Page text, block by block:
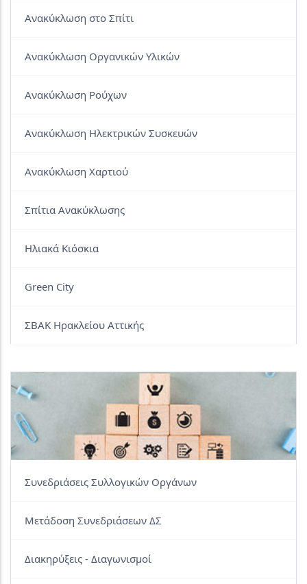
Ανακύκλωση στο Σπίτι
Ανακύκλωση Οργανικών Υλικών
Ανακύκλωση Ρούχων
Ανακύκλωση Ηλεκτρικών Συσκευών
Ανακύκλωση Χαρτιού
Σπίτια Ανακύκλωσης
Ηλιακά Κιόσκια
Green City
ΣΒΑΚ Ηρακλείου Αττικής
Συνεδριάσεις Συλλογικών Οργάνων
Μετάδοση Συνεδριάσεων ΔΣ
Διακηρύξεις - Διαγωνισμοί